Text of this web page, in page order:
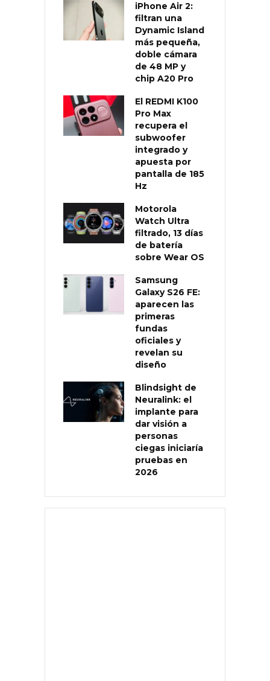
iPhone Air 2:
filtran una
Dynamic Island
más pequeña,
doble cámara
de 48 MP y
chip A20 Pro
El REDMI K100
Pro Max
recupera el
subwoofer
integrado y
apuesta por
pantalla de 185
Hz
Motorola
Watch Ultra
filtrado, 13 días
de batería
sobre Wear OS
Samsung
Galaxy S26 FE:
aparecen las
primeras
fundas
oficiales y
revelan su
diseño
Blindsight de
Neuralink: el
implante para
dar visión a
personas
ciegas iniciaría
pruebas en
2026